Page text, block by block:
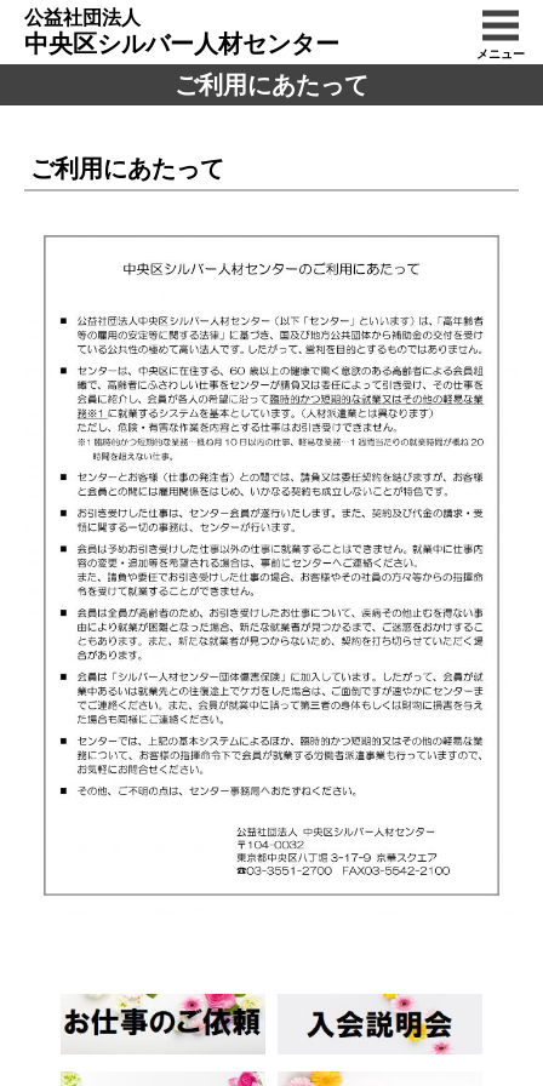
公益社団法人
中央区シルバー人材センター メニュー
ご利用にあたって
ご利用にあたって